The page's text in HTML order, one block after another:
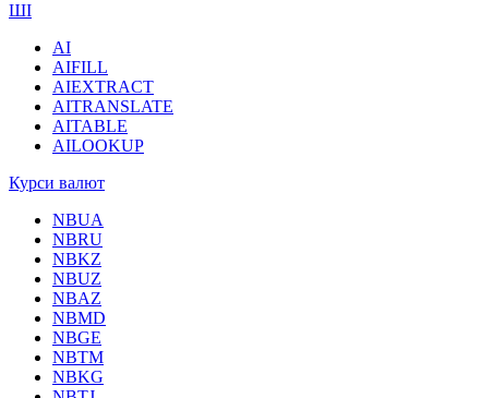
ШІ
AI
AIFILL
AIEXTRACT
AITRANSLATE
AITABLE
AILOOKUP
Курси валют
NBUA
NBRU
NBKZ
NBUZ
NBAZ
NBMD
NBGE
NBTM
NBKG